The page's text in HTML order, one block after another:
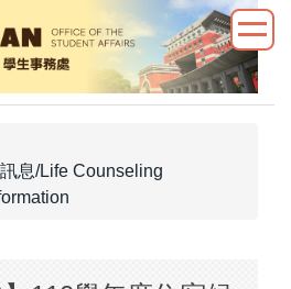
息/Life Counseling